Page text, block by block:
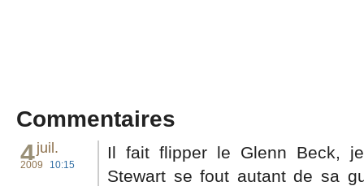
Commentaires
4juil.
2009 10:15
Il fait flipper le Glenn Beck,
Stewart se fout autant de sa